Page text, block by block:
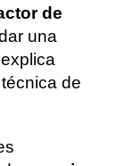
de
una
de